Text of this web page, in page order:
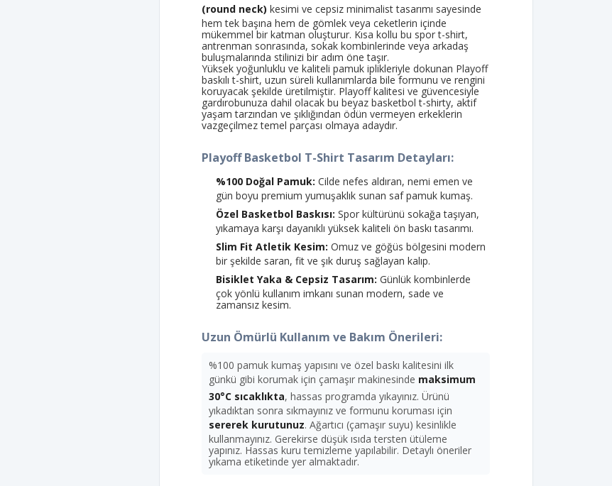
(round neck) kesimi ve cepsiz minimalist tasarımı sayesinde
hem tek başına hem de gömlek veya ceketlerin içinde
mükemmel bir katman oluşturur. Kısa kollu bu spor t-shirt,
antrenman sonrasında, sokak kombinlerinde veya arkadaş
buluşmalarında stilinizi bir adım öne taşır.
Yüksek yoğunluklu ve kaliteli pamuk iplikleriyle dokunan Playoff
baskılı t-shirt, uzun süreli kullanımlarda bile formunu ve rengini
koruyacak şekilde üretilmiştir. Playoff kalitesi ve güvencesiyle
gardırobunuza dahil olacak bu beyaz basketbol t-shirty, aktif
yaşam tarzından ve şıklığından ödün vermeyen erkeklerin
vazgeçilmez temel parçası olmaya adaydır.
Playoff Basketbol T-Shirt Tasarım Detayları:
%100 Doğal Pamuk: Cilde nefes aldıran, nemi emen ve
gün boyu premium yumuşaklık sunan saf pamuk kumaş.
Özel Basketbol Baskısı: Spor kültürünü sokağa taşıyan,
yıkamaya karşı dayanıklı yüksek kaliteli ön baskı tasarımı.
Slim Fit Atletik Kesim: Omuz ve göğüs bölgesini modern
bir şekilde saran, fit ve şık duruş sağlayan kalıp.
Bisiklet Yaka & Cepsiz Tasarım: Günlük kombinlerde
çok yönlü kullanım imkanı sunan modern, sade ve
zamansız kesim.
Uzun Ömürlü Kullanım ve Bakım Önerileri:
%100 pamuk kumaş yapısını ve özel baskı kalitesini ilk
günkü gibi korumak için çamaşır makinesinde maksimum
30°C sıcaklıkta, hassas programda yıkayınız. Ürünü
yıkadıktan sonra sıkmayınız ve formunu koruması için
sererek kurutunuz. Ağartıcı (çamaşır suyu) kesinlikle
kullanmayınız. Gerekirse düşük ısıda tersten ütüleme
yapınız. Hassas kuru temizleme yapılabilir. Detaylı öneriler
yıkama etiketinde yer almaktadır.